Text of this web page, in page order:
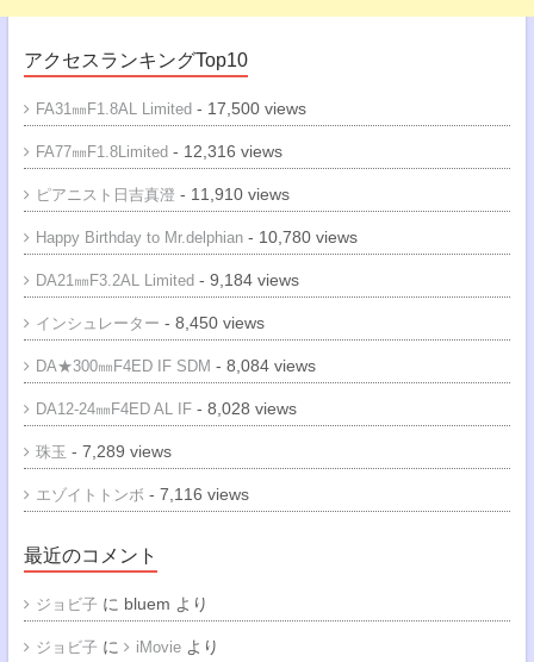
アクセスランキングTop10
FA31㎜F1.8AL Limited- 17,500 views
FA77㎜F1.8Limited- 12,316 views
ピアニスト日吉真澄 - 11,910 views
Happy Birthday to Mr.delphian- 10,780 views
DA21㎜F3.2AL Limited- 9,184 views
インシュレーター - 8,450 views
DA★300㎜F4ED IF SDM - 8,084 views
DA12-24㎜F4ED AL IF- 8,028 views
珠玉 - 7,289 views
エゾイトトンボ - 7,116 views
最近のコメント
ジョビ子 に bluem より
ジョビ子 に iMovieより